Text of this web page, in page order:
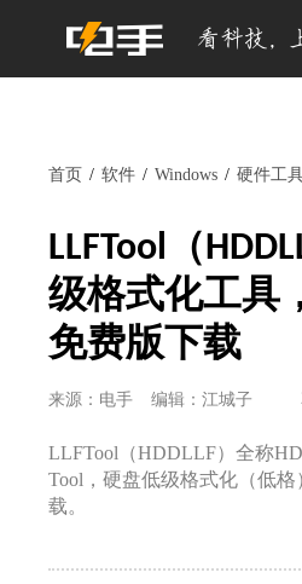
首页 软件 Windows 硬件工
LLFTool（
级格式化工具
免费版下载
来源：电手 编辑：江城子
LLFTool（HDDLLF）全称
Tool，硬盘低级格式化（低
载。